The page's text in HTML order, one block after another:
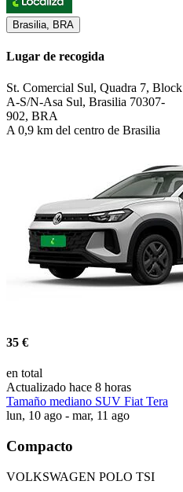
Brasilia, BRA
Lugar de recogida
St. Comercial Sul, Quadra 7, Block
A-S/N-Asa Sul, Brasilia 70307-
902, BRA
A 0,9 km del centro de Brasilia
35 €
en total
Actualizado hace 8 horas
Tamaño mediano SUV Fiat Tera
lun, 10 ago - mar, 11 ago
Compacto
VOLKSWAGEN POLO TSI